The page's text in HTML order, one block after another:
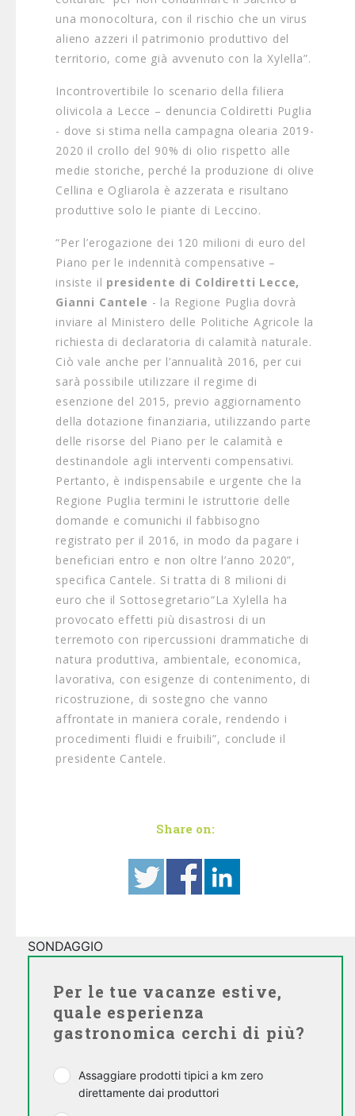
una monocoltura, con il rischio che un virus
alieno azzeri il patrimonio produttivo del
territorio, come già avvenuto con la Xylella”.
Incontrovertibile lo scenario della filiera
olivicola a Lecce – denuncia Coldiretti Puglia
- dove si stima nella campagna olearia 2019-
2020 il crollo del 90% di olio rispetto alle
medie storiche, perché la produzione di olive
Cellina e Ogliarola è azzerata e risultano
produttive solo le piante di Leccino.
“Per l’erogazione dei 120 milioni di euro del
Piano per le indennità compensative –
insiste il presidente di Coldiretti Lecce,
Gianni Cantele - la Regione Puglia dovrà
inviare al Ministero delle Politiche Agricole la
richiesta di declaratoria di calamità naturale.
Ciò vale anche per l’annualità 2016, per cui
sarà possibile utilizzare il regime di
esenzione del 2015, previo aggiornamento
della dotazione finanziaria, utilizzando parte
delle risorse del Piano per le calamità e
destinandole agli interventi compensativi.
Pertanto, è indispensabile e urgente che la
Regione Puglia termini le istruttorie delle
domande e comunichi il fabbisogno
registrato per il 2016, in modo da pagare i
beneficiari entro e non oltre l’anno 2020”,
specifica Cantele. Si tratta di 8 milioni di
euro che il Sottosegretario“La Xylella ha
provocato effetti più disastrosi di un
terremoto con ripercussioni drammatiche di
natura produttiva, ambientale, economica,
lavorativa, con esigenze di contenimento, di
ricostruzione, di sostegno che vanno
affrontate in maniera corale, rendendo i
procedimenti fluidi e fruibili”, conclude il
presidente Cantele.
Share on:
SONDAGGIO
Per le tue vacanze estive,
quale esperienza
gastronomica cerchi di più?
Assaggiare prodotti tipici a km zero
direttamente dai produttori